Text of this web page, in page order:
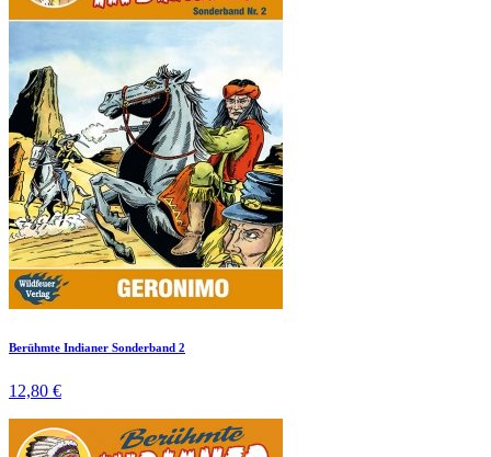
Berühmte Indianer Sonderband 2
12,80 €